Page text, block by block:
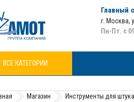
Главный
г. Москва,
Пн-Пт. с
ВСЕ КАТЕГОРИИ
Магазин Инструменты для